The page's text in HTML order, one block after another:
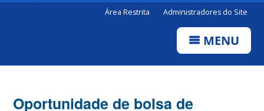
Área Restrita Administradores do Site
MENU
Oportunidade de bolsa de